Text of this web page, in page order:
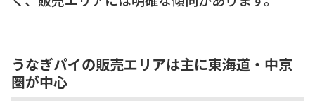
うなぎパイの販売エリアは主に東海道・中京
圏が中心